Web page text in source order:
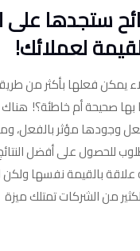
5 نصائح ستجدها على
لعملائك!
يمكن فعلها بأكثر من
بها صحيحة أم خاطئة؟!
وجودها مؤثر بالفعل،
للحصول على أفضل
بالقيمة نفسها ولكن
من الشركات تمتلك ميزة